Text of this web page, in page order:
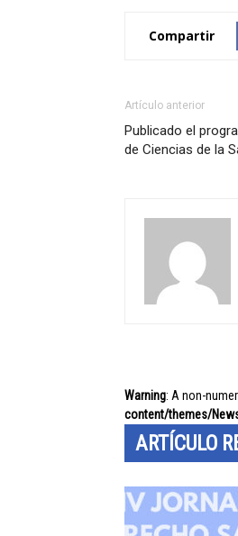
Compartir
Artículo anterior
Publicado el
de Ciencias de la
Warning: A non-
content/themes/
ARTÍCULO